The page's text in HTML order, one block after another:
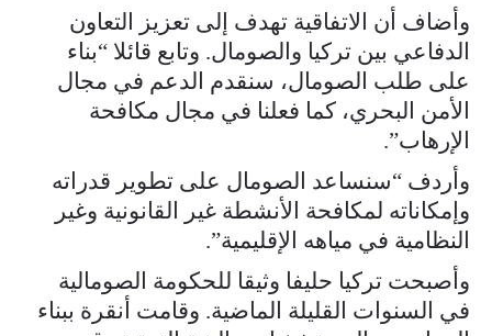
وأضاف أن الاتفاقية تهدف إلى تعزيز التعاون
الدفاعي بين تركيا والصومال. وتابع قائلا “بناء
على طلب الصومال، سنقدم الدعم في مجال
الأمن البحري، كما فعلنا في مجال مكافحة
الإرهاب”.
وأردف “سنساعد الصومال على تطوير قدراته
وإمكاناته لمكافحة الأنشطة غير القانونية وغير
النظامية في مياهه الإقليمية”.
وأصبحت تركيا حليفا وثيقا للحكومة الصومالية
في السنوات القليلة الماضية. وقامت أنقرة ببناء